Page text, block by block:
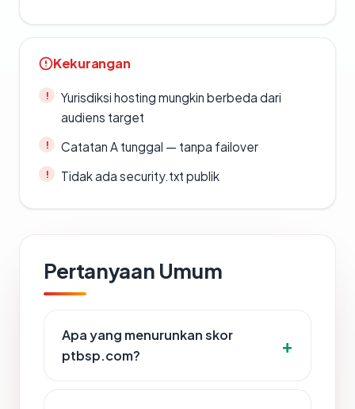
Kekurangan
Yurisdiksi hosting mungkin berbeda dari
audiens target
Catatan A tunggal — tanpa failover
Tidak ada security.txt publik
Pertanyaan Umum
Apa yang menurunkan skor
ptbsp.com?